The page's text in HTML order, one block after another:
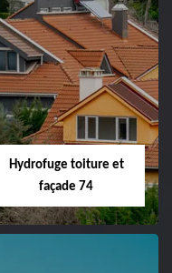
Hydrofuge toiture et
façade 74